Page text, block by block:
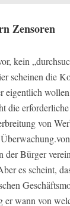
Zensoren
kein
scheinen die
eigentlich
die
von
Bürger
es scheint,
wann von